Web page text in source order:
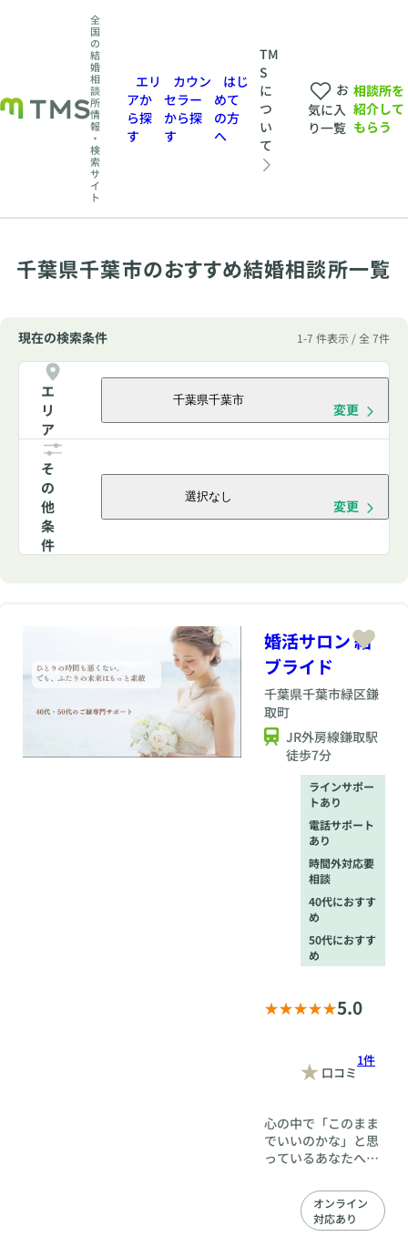
全
国
の
結
婚
相
談
所
情
報
・
検
索
サ
イ
ト
エリ
アか
ら探
す
カウン
セラー
から探
す
はじ
めて
の方
へ
TM
S
に
つ
い
て
お
気に入
り一覧
相談所を
紹介して
もらう
千葉県千葉市のおすすめ結婚相談所一覧
現在の検索条件 1-7 件表示 / 全 7件
エ
リ
ア
千葉県千葉市
変更
そ
の
他
条
件
選択なし
変更
婚活サロン 結
ブライド
千葉県千葉市緑区鎌
取町
JR外房線鎌取駅
徒歩7分
ラインサポー
トあり
電話サポート
あり
時間外対応要
相談
40代におすす
め
50代におすす
め
5.0
口コミ
1件
心の中で「このまま
でいいのかな」と思
っているあなたへ。
る“ひとり”の寂し
さ。「このままずっ
と一人かも」と不安
オンライン
対応あり